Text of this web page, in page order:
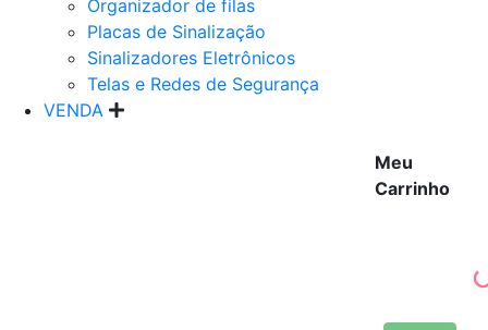
Organizador de filas
Placas de Sinalização
Sinalizadores Eletrônicos
Telas e Redes de Segurança
VENDA
Meu
Carrinho